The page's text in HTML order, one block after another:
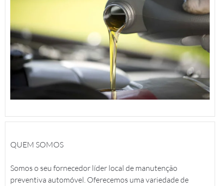
QUEM SOMOS
Somos o seu fornecedor líder local de manutenção
preventiva automóvel. Oferecemos uma variedade de